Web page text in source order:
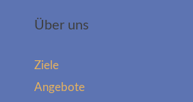
Über uns
Ziele
Angebote